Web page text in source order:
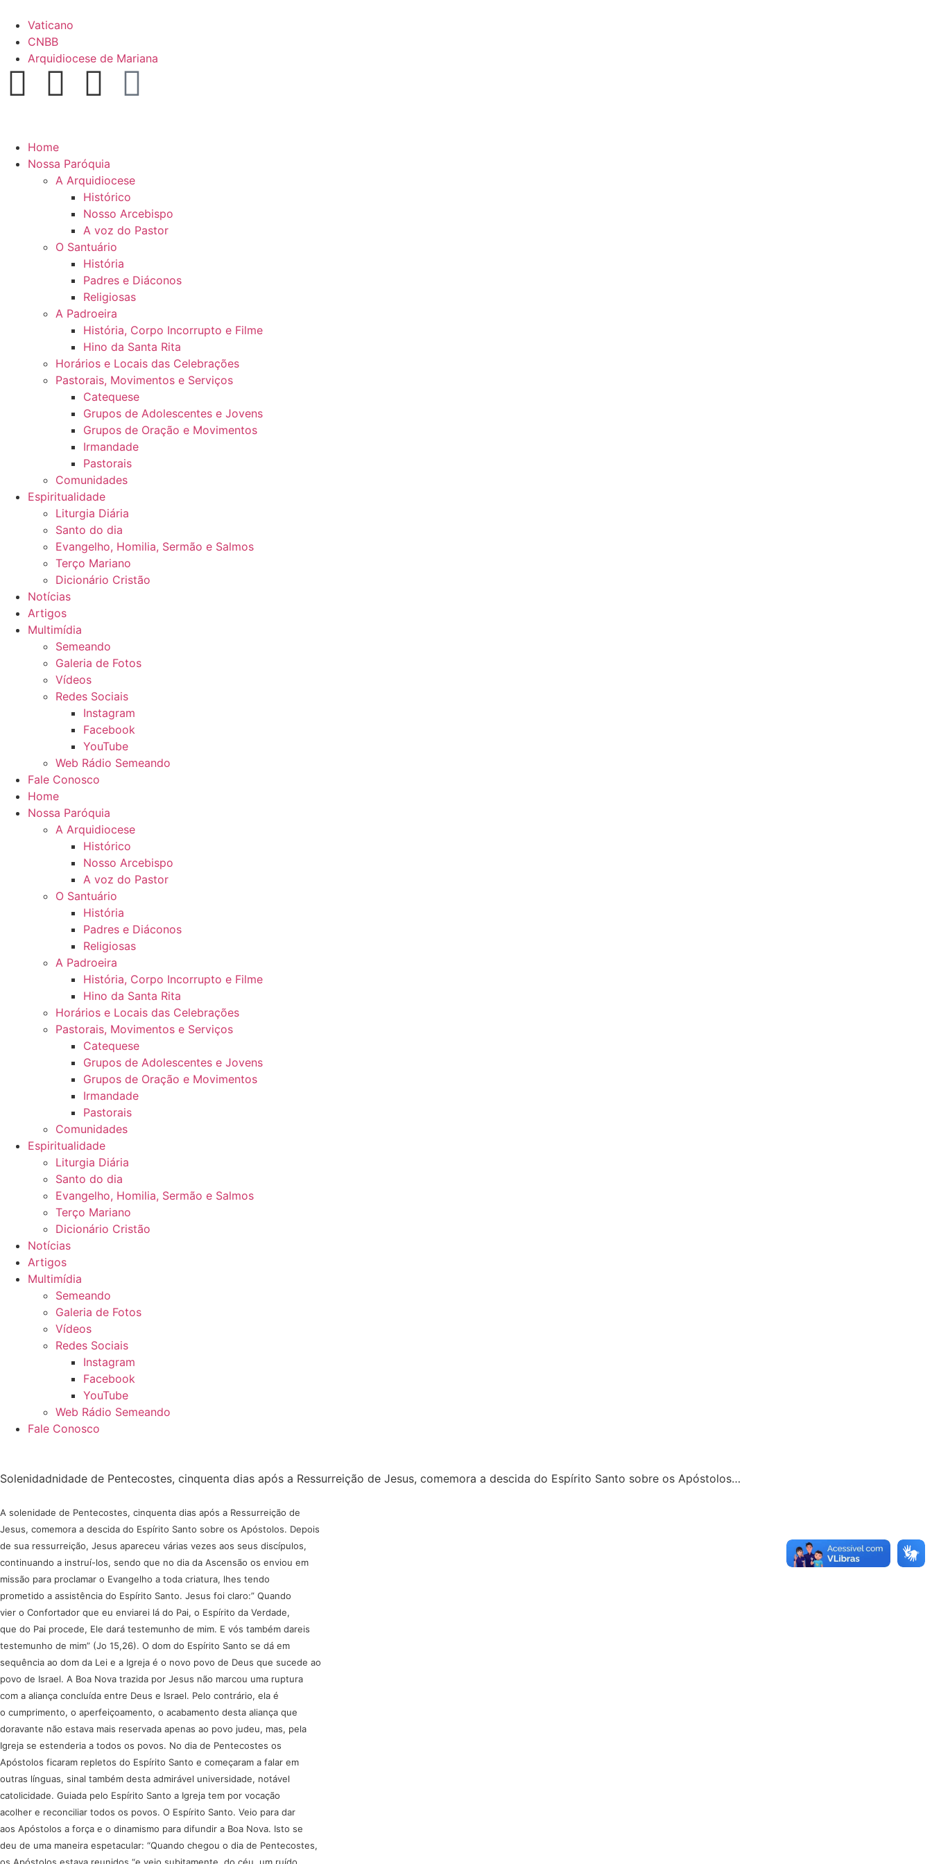
Vaticano
CNBB
Arquidiocese de Mariana
Home
Nossa Paróquia
A Arquidiocese
Histórico
Nosso Arcebispo
A voz do Pastor
O Santuário
História
Padres e Diáconos
Religiosas
A Padroeira
História, Corpo Incorrupto e Filme
Hino da Santa Rita
Horários e Locais das Celebrações
Pastorais, Movimentos e Serviços
Catequese
Grupos de Adolescentes e Jovens
Grupos de Oração e Movimentos
Irmandade
Pastorais
Comunidades
Espiritualidade
Liturgia Diária
Santo do dia
Evangelho, Homilia, Sermão e Salmos
Terço Mariano
Dicionário Cristão
Notícias
Artigos
Multimídia
Semeando
Galeria de Fotos
Vídeos
Redes Sociais
Instagram
Facebook
YouTube
Web Rádio Semeando
Fale Conosco
Home
Nossa Paróquia
A Arquidiocese
Histórico
Nosso Arcebispo
A voz do Pastor
O Santuário
História
Padres e Diáconos
Religiosas
A Padroeira
História, Corpo Incorrupto e Filme
Hino da Santa Rita
Horários e Locais das Celebrações
Pastorais, Movimentos e Serviços
Catequese
Grupos de Adolescentes e Jovens
Grupos de Oração e Movimentos
Irmandade
Pastorais
Comunidades
Espiritualidade
Liturgia Diária
Santo do dia
Evangelho, Homilia, Sermão e Salmos
Terço Mariano
Dicionário Cristão
Notícias
Artigos
Multimídia
Semeando
Galeria de Fotos
Vídeos
Redes Sociais
Instagram
Facebook
YouTube
Web Rádio Semeando
Fale Conosco
Solenidadnidade de Pentecostes, cinquenta dias após a Ressurreição de Jesus, comemora a descida do Espírito Santo sobre os Apóstolos…
A solenidade de Pentecostes, cinquenta dias após a Ressurreição de
Jesus, comemora a descida do Espírito Santo sobre os Apóstolos. Depois
de sua ressurreição, Jesus apareceu várias vezes aos seus discípulos,
continuando a instruí-los, sendo que no dia da Ascensão os enviou em
missão para proclamar o Evangelho a toda criatura, lhes tendo
prometido a assistência do Espírito Santo. Jesus foi claro:” Quando
vier o Confortador que eu enviarei lá do Pai, o Espírito da Verdade,
que do Pai procede, Ele dará testemunho de mim. E vós também dareis
testemunho de mim” (Jo 15,26). O dom do Espírito Santo se dá em
sequência ao dom da Lei e a Igreja é o novo povo de Deus que sucede ao
povo de Israel. A Boa Nova trazida por Jesus não marcou uma ruptura
com a aliança concluída entre Deus e Israel. Pelo contrário, ela é
o cumprimento, o aperfeiçoamento, o acabamento desta aliança que
doravante não estava mais reservada apenas ao povo judeu, mas, pela
Igreja se estenderia a todos os povos. No dia de Pentecostes os
Apóstolos ficaram repletos do Espírito Santo e começaram a falar em
outras línguas, sinal também desta admirável universidade, notável
catolicidade. Guiada pelo Espírito Santo a Igreja tem por vocação
acolher e reconciliar todos os povos. O Espírito Santo. Veio para dar
aos Apóstolos a força e o dinamismo para difundir a Boa Nova. Isto se
deu de uma maneira espetacular: “Quando chegou o dia de Pentecostes,